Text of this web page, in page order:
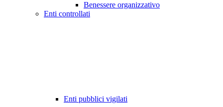
Benessere organizzativo
Enti controllati
Enti pubblici vigilati